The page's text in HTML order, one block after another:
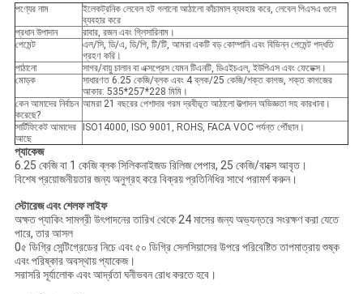
পণ্যের নাম
ইলেকট্রনিক লেবেল হট গলানো আঠালো কাঁচামাল ব্যবহার করে, লেবেল পিএসএ গুলে
ব্যবহার করে
প্রধান উপাদান
রাবার, রজন এবং গ্লিসারিনাম।
পেমেন্ট
এল/সি, ডি/এ, ডি/পি, টি/টি, আমরা একটি বড় কোম্পানি এবং বিভিন্ন পেমেন্ট পদ্ধতি
গ্রহণ করি।
পাঠানো
সাগর/বায়ু চালান বা এক্সপ্রেস যেমন টিএনটি, ডিএইচএল, ইউপিএস এবং ফেডেক্স।
মোড়ক
সাধারণত 6.25 কেজি/ব্লক এবং 4 ব্লক/25 কেজি/শক্ত কাগজ, শক্ত কাগজের
আকার: 535*257*228 মিমি।
কেন আমাদের নির্বাচন
করেছে?
আমরা 21 বছরের পেশাদার গরম দ্রবীভূত আঠালো উত্পাদন অভিজ্ঞতা সহ কারখানা।
সার্টিফিকেট আমাদের
আছে
ISO14000, ISO 9001, ROHS, FACA VOC পর্যন্ত পৌঁছান।
প্যাকেজ
6.25 কেজি বা 1 কেজি ব্লক সিলিকনাইজড রিলিজ পেপার, 25 কেজি/বাক্সে আবৃত।
বিশেষ প্রয়োজনীয়তার জন্য অনুগ্রহ করে বিক্রয় প্রতিনিধির সাথে পরামর্শ করুন।
স্টোরেজ এবং শেলফ লাইফ
অক্ষত প্যাকিং সামগ্রী উৎপাদনের তারিখ থেকে 24 মাসের জন্য অভ্যন্তরে সংরক্ষণ করা যেতে
পারে, তার আসল
0৫ ডিগ্রি সেন্টিগ্রেডের নিচে এবং ৫০ ডিগ্রি সেলসিয়াসের উপরে পরিবেষ্টিত তাপমাত্রায় শুষ্ক
এবং পরিষ্কার অবস্থায় প্যাকেজ।
সরাসরি সূর্যালোক এবং আর্দ্রতা ঘনীভবন রোধ করতে হবে।